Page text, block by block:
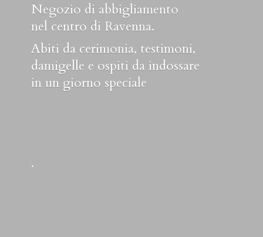
Negozio di abbigliamento
nel centro di Ravenna.
Abiti da cerimonia, testimoni,
damigelle e ospiti da indossare
in un giorno speciale
.